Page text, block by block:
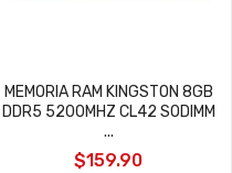
MEMORIA RAM KINGSTON 8GB
DDR5 5200MHZ CL42 SODIMM
...
$159.90